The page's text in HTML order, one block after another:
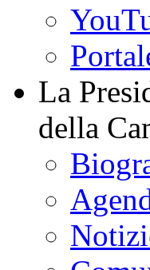
La
della